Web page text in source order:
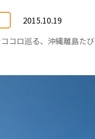
2015.10.19
ココロ巡る、沖縄離島たび